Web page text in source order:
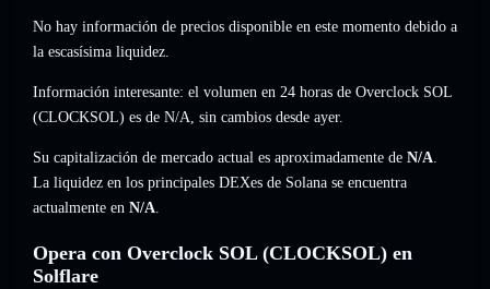
No hay información de precios disponible en este momento debido a
la escasísima liquidez.
Información interesante: el volumen en 24 horas de Overclock SOL
(CLOCKSOL) es de N/A, sin cambios desde ayer.
Su capitalización de mercado actual es aproximadamente de N/A.
La liquidez en los principales DEXes de Solana se encuentra
actualmente en N/A.
Opera con Overclock SOL (CLOCKSOL) en
Solflare